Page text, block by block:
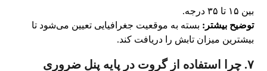
بین ۱۵ تا ۳۵ درجه.
توضیح بیشتر: بسته به موقعیت جغرافیایی تعیین می‌شود تا
بیشترین میزان تابش را دریافت کند.
۷. چرا استفاده از گروت در پایه پنل ضروری